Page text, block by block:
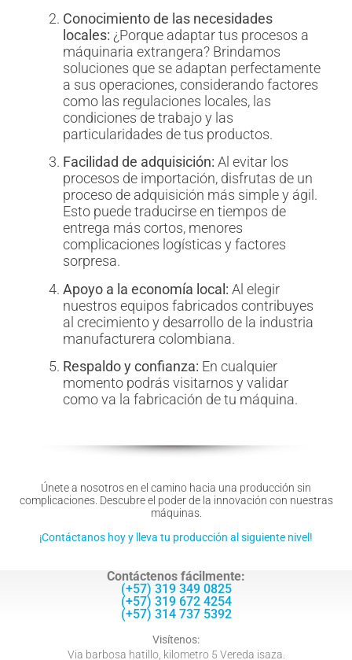
Conocimiento de las necesidades
locales: ¿Porque adaptar tus procesos a
máquinaria extrangera? Brindamos
soluciones que se adaptan perfectamente
a sus operaciones, considerando factores
como las regulaciones locales, las
condiciones de trabajo y las
particularidades de tus productos.
Facilidad de adquisición: Al evitar los
procesos de importación, disfrutas de un
proceso de adquisición más simple y ágil.
Esto puede traducirse en tiempos de
entrega más cortos, menores
complicaciones logísticas y factores
sorpresa.
Apoyo a la economía local: Al elegir
nuestros equipos fabricados contribuyes
al crecimiento y desarrollo de la industria
manufacturera colombiana.
Respaldo y confianza: En cualquier
momento podrás visitarnos y validar
como va la fabricación de tu máquina.
Únete a nosotros en el camino hacia una producción sin
complicaciones. Descubre el poder de la innovación con nuestras
máquinas.
¡Contáctanos hoy y lleva tu producción al siguiente nivel!
Contáctenos fácilmente:
(+57) 319 349 0825
(+57) 319 672 4254
(+57) 314 737 5392
Visítenos:
Via barbosa hatillo, kilometro 5 Vereda isaza.